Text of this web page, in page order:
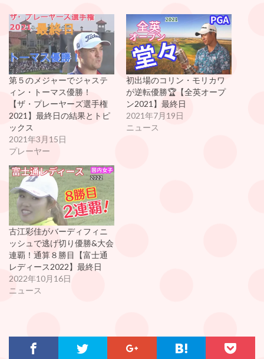
第５のメジャーでジャステ
ィン・トーマス優勝！
【ザ・プレーヤーズ選手権
2021】最終日の結果とトピ
ックス
2021年3月15日
プレーヤー
初出場のコリン・モリカワ
が逆転優勝🏆【全英オープ
ン2021】最終日
2021年7月19日
ニュース
古江彩佳がバーディフィニ
ッシュで逃げ切り優勝&大会
連覇！通算８勝目【富士通
レディース2022】最終日
2022年10月16日
ニュース